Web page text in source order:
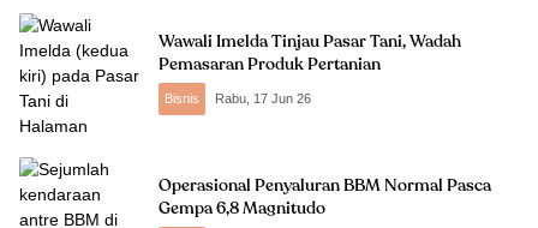
Wawali Imelda Tinjau Pasar Tani, Wadah
Pemasaran Produk Pertanian
Bisnis Rabu, 17 Jun 26
Operasional Penyaluran BBM Normal Pasca
Gempa 6,8 Magnitudo